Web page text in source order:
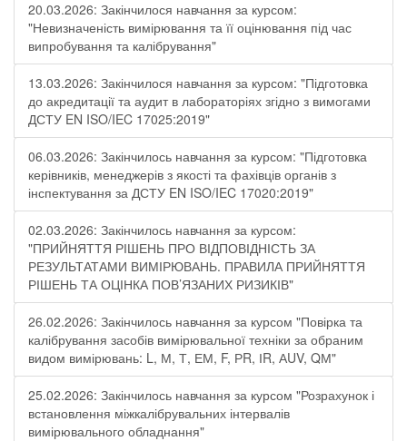
20.03.2026: Закінчилося навчання за курсом:
"Невизначеність вимірювання та її оцінювання під час
випробування та калібрування"
13.03.2026: Закінчилося навчання за курсом: "Підготовка
до акредитації та аудит в лабораторіях згідно з вимогами
ДСТУ EN ISO/IEC 17025:2019"
06.03.2026: Закінчилось навчання за курсом: "Підготовка
керівників, менеджерів з якості та фахівців органів з
інспектування за ДСТУ EN ISO/IEC 17020:2019"
02.03.2026: Закінчилось навчання за курсом:
"ПРИЙНЯТТЯ РІШЕНЬ ПРО ВІДПОВІДНІСТЬ ЗА
РЕЗУЛЬТАТАМИ ВИМІРЮВАНЬ. ПРАВИЛА ПРИЙНЯТТЯ
РІШЕНЬ ТА ОЦІНКА ПОВ’ЯЗАНИХ РИЗИКІВ"
26.02.2026: Закінчилось навчання за курсом "Повірка та
калібрування засобів вимірювальної техніки за обраним
видом вимірювань: L, М, Т, ЕМ, F, РR, ІR, АUV, QМ"
25.02.2026: Закінчилось навчання за курсом "Розрахунок і
встановлення міжкалібрувальних інтервалів
вимірювального обладнання"